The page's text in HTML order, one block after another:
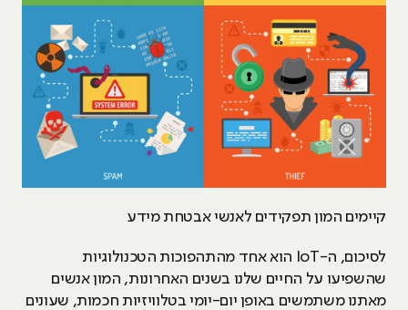
קיימים המון תפקידים לאנשי אבטחת מידע
לסיכום, ה-IoT הוא אחד מהתהפוכות הטכנולוגיות
שהשפיעו על החיים שלנו בשנים האחרונות, המון אנשים
מאתנו משתמשים באופן יום-יומי בטלוויזיות חכמות, שעונים